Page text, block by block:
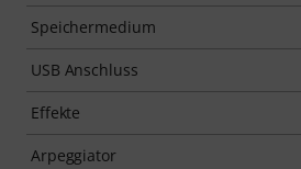
Speichermedium
USB Anschluss
Effekte
Arpeggiator